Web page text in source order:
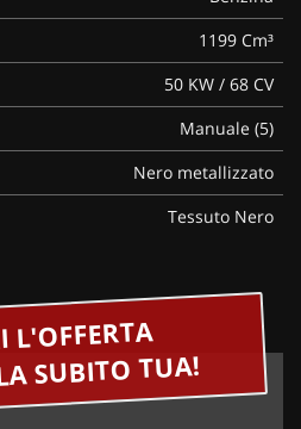
1199 Cm³
50 KW / 68 CV
Manuale (5)
Nero metallizzato
Tessuto Nero
L'OFFERTA
SUBITO TUA!